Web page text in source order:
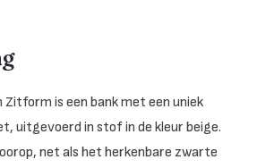
Zitform is een bank met een uniek
uitgevoerd in stof in de kleur beige.
net als het herkenbare zwarte